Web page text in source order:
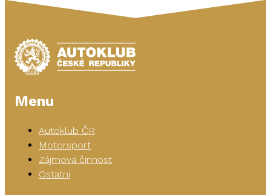
Menu
Autoklub ČR
Motorsport
Zájmová činnost
Ostatní